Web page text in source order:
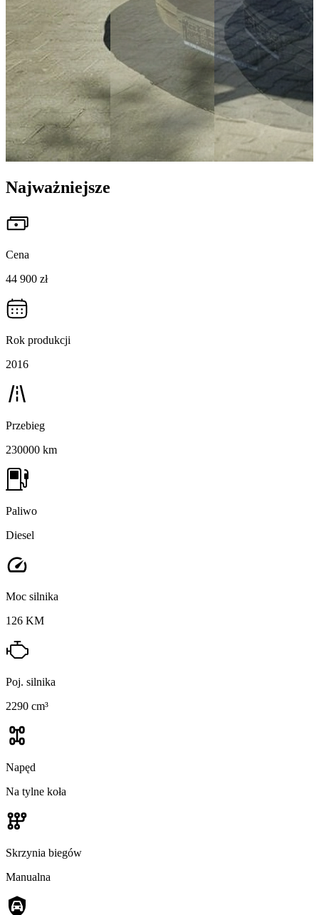
Najważniejsze
Cena
44 900 zł
Rok produkcji
2016
Przebieg
230000 km
Paliwo
Diesel
Moc silnika
126 KM
Poj. silnika
2290 cm³
Napęd
Na tylne koła
Skrzynia biegów
Manualna